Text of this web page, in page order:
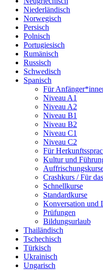
Niederländisch
Norwegisch
Persisch
Polnisch
Portugiesisch
Rumänisch
Russisch
Schwedisch
Spanisch
Für
Niveau A1
Niveau A2
Niveau B1
Niveau B2
Niveau C1
Niveau C2
Für
Kultur und
Crashkurs / Für
Schnellkurse
Standardkurse
Konversation und
Prüfungen
Bildungsurlaub
Thailändisch
Tschechisch
Türkisch
Ukrainisch
Ungarisch